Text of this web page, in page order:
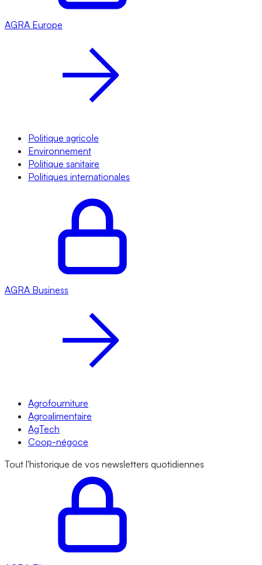
AGRA Europe
Politique agricole
Environnement
Politique sanitaire
Politiques internationales
AGRA Business
Agrofourniture
Agroalimentaire
AgTech
Coop-négoce
Tout l'historique de vos newsletters quotidiennes